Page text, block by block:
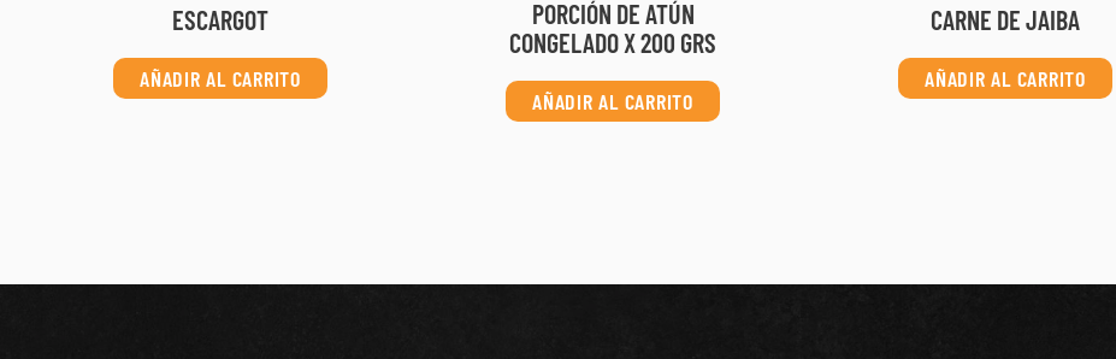
ESCARGOT
AÑADIR AL CARRITO
PORCIÓN DE ATÚN
CONGELADO X 200 GRS
AÑADIR AL CARRITO
CARNE DE JAIBA
AÑADIR AL CARRITO